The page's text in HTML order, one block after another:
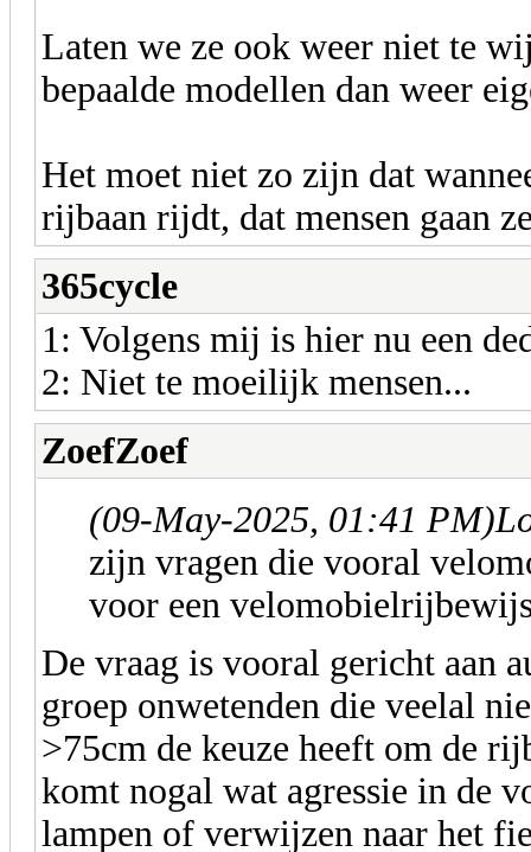
Laten we ze ook weer niet te
bepaalde modellen dan weer
Het moet niet zo zijn dat
rijbaan rijdt, dat mensen gaan
365cycle
1: Volgens mij is hier nu een
2: Niet te moeilijk mensen...
ZoefZoef
(09-May-2025, 01:41 PM)
zijn vragen die vooral
voor een
De vraag is vooral gericht aan
groep onwetenden die veelal
>75cm de keuze heeft om de
komt nogal wat agressie in de
lampen of verwijzen naar het